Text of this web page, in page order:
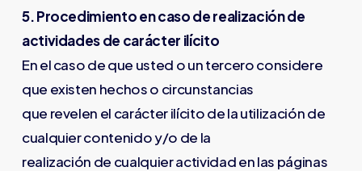
5. Procedimiento en caso de realización de
actividades de carácter ilícito
En el caso de que usted o un tercero considere
que existen hechos o circunstancias
que revelen el carácter ilícito de la utilización de
cualquier contenido y/o de la
realización de cualquier actividad en las páginas